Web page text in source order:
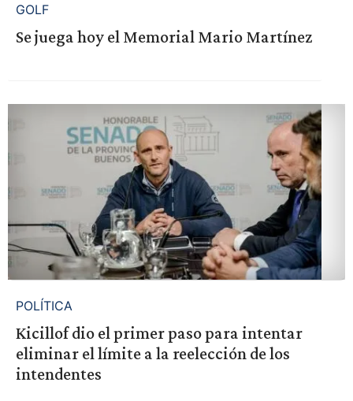
GOLF
Se juega hoy el Memorial Mario Martínez
POLÍTICA
Kicillof dio el primer paso para intentar
eliminar el límite a la reelección de los
intendentes